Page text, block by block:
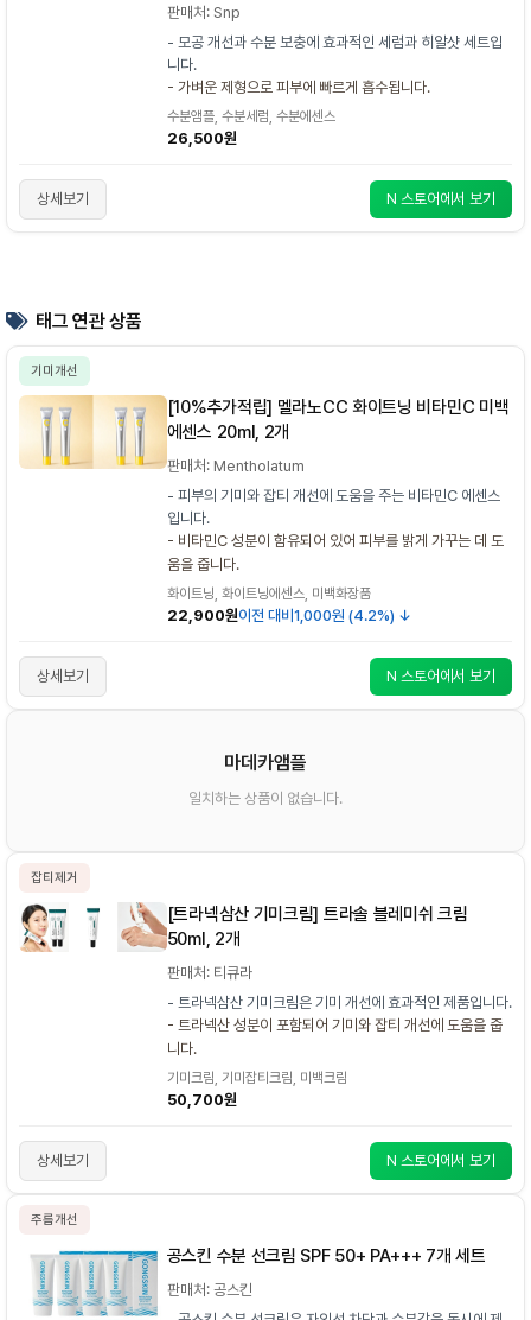
판매처: Snp
- 모공 개선과 수분 보충에 효과적인 세럼과 히알샷 세트입
니다.
- 가벼운 제형으로 피부에 빠르게 흡수됩니다.
수분앰플, 수분세럼, 수분에센스
26,500원
상세보기 N 스토어에서 보기
태그 연관 상품
기미개선
[10%추가적립] 멜라노CC 화이트닝 비타민C 미백
에센스 20ml, 2개
판매처: Mentholatum
- 피부의 기미와 잡티 개선에 도움을 주는 비타민C 에센스
입니다.
- 비타민C 성분이 함유되어 있어 피부를 밝게 가꾸는 데 도
움을 줍니다.
화이트닝, 화이트닝에센스, 미백화장품
22,900원이전 대비 1,000원 (4.2%) ↓
상세보기 N 스토어에서 보기
마데카앰플
일치하는 상품이 없습니다.
잡티제거
[트라넥삼산 기미크림] 트라솔 블레미쉬 크림
50ml, 2개
판매처: 티큐라
- 트라넥삼산 기미크림은 기미 개선에 효과적인 제품입니다.
- 트라넥산 성분이 포함되어 기미와 잡티 개선에 도움을 줍
니다.
기미크림, 기미잡티크림, 미백크림
50,700원
상세보기 N 스토어에서 보기
주름개선
공스킨 수분 선크림 SPF 50+ PA+++ 7개 세트
판매처: 공스킨